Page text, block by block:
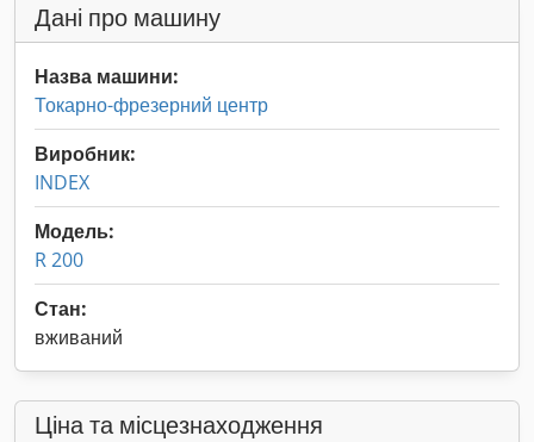
Дані про машину
Назва машини:
Токарно-фрезерний центр
Виробник:
INDEX
Модель:
R 200
Стан:
вживаний
Ціна та місцезнаходження